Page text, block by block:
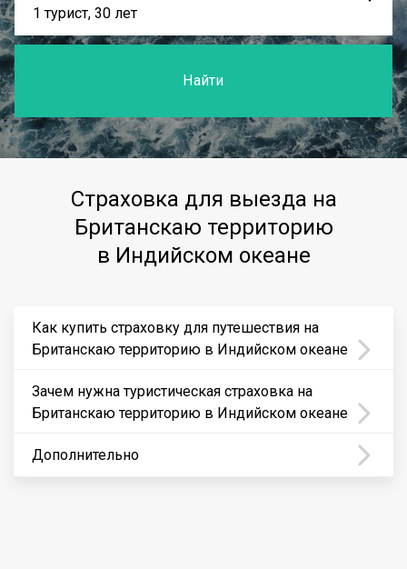
1 турист, 30 лет
Найти
Страховка для выезда на
Британскаю территорию
в Индийском океане
Как купить страховку для путешествия на
Британскаю территорию в Индийском океане
Зачем нужна туристическая страховка на
Британскаю территорию в Индийском океане
Дополнительно